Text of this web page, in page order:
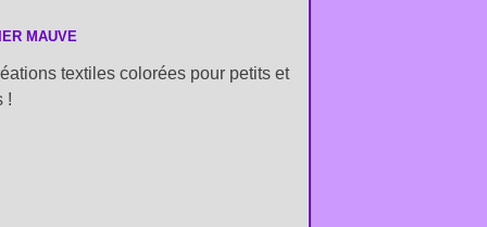
MAUVE
textiles colorées pour petits et
!